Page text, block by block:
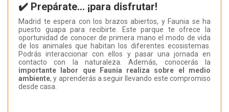
✔️ Prepárate… ¡para disfrutar!
Madrid te espera con los brazos abiertos, y Faunia se ha
puesto guapa para recibirte. Este parque te ofrece la
oportunidad de conocer de primera mano el modo de vida
de los animales que habitan los diferentes ecosistemas.
Podrás interaccionar con ellos y pasar una jornada en
contacto con la naturaleza. Además, conocerás la
importante labor que Faunia realiza sobre el medio
ambiente, y aprenderás a seguir llevando este compromiso
desde casa.